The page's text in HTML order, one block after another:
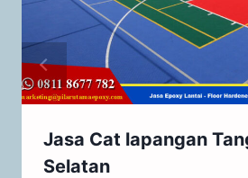
Jasa Cat lapangan
Selatan